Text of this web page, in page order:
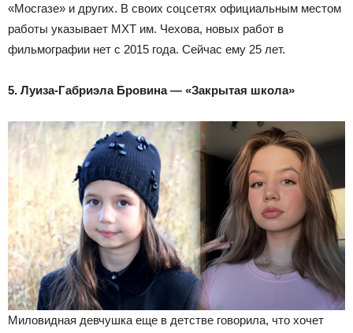
«Мосгазе» и других. В своих соцсетях официальным местом
работы указывает МХТ им. Чехова, новых работ в
фильмографии нет с 2015 года. Сейчас ему 25 лет.
5. Луиза-Габриэла Бровина — «Закрытая школа»
Миловидная девчушка еще в детстве говорила, что хочет